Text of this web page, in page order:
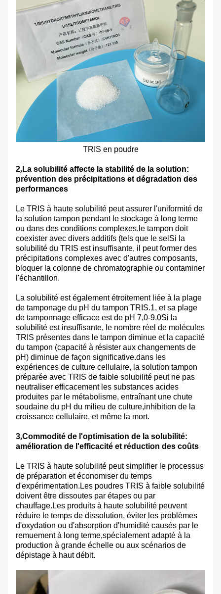
TRIS en poudre
2,La solubilité affecte la stabilité de la solution:
prévention des précipitations et dégradation des
performances
Le TRIS à haute solubilité peut assurer l'uniformité de
la solution tampon pendant le stockage à long terme
ou dans des conditions complexes.le tampon doit
coexister avec divers additifs (tels que le selSi la
solubilité du TRIS est insuffisante, il peut former des
précipitations complexes avec d'autres composants,
bloquer la colonne de chromatographie ou contaminer
l'échantillon.
La solubilité est également étroitement liée à la plage
de tamponage du pH du tampon TRIS.1, et sa plage
de tamponnage efficace est de pH 7,0-9.0Si la
solubilité est insuffisante, le nombre réel de molécules
TRIS présentes dans le tampon diminue et la capacité
du tampon (capacité à résister aux changements de
pH) diminue de façon significative.dans les
expériences de culture cellulaire, la solution tampon
préparée avec TRIS de faible solubilité peut ne pas
neutraliser efficacement les substances acides
produites par le métabolisme, entraînant une chute
soudaine du pH du milieu de culture,inhibition de la
croissance cellulaire, et même la mort.
3,Commodité de l'optimisation de la solubilité:
amélioration de l'efficacité et réduction des coûts
Le TRIS à haute solubilité peut simplifier le processus
de préparation et économiser du temps
d'expérimentation.Les poudres TRIS à faible solubilité
doivent être dissoutes par étapes ou par
chauffage.Les produits à haute solubilité peuvent
réduire le temps de dissolution, éviter les problèmes
d'oxydation ou d'absorption d'humidité causés par le
remuement à long terme,spécialement adapté à la
production à grande échelle ou aux scénarios de
dépistage à haut débit.